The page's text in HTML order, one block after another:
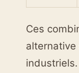
Ces
alternative